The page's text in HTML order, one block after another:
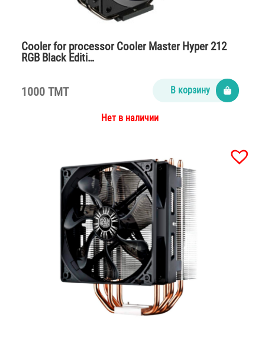
Cooler for processor Cooler Master Hyper 212
RGB Black Editi…
1000 TMT В корзину
Нет в наличии